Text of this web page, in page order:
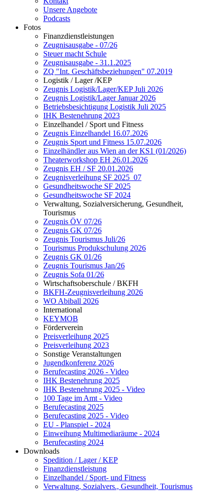
Unsere Angebote
Podcasts
Fotos
Finanzdienstleistungen
Zeugnisausgabe - 07/26
Steuer macht Schule
Zeugnisausgabe - 31.1.2025
ZQ "Int. Geschäftsbeziehungen" 07.2019
Logistik / Lager /KEP
Zeugnis Logistik/Lager/KEP Juli 2026
Zeugnis Logistik/Lager Januar 2026
Betriebsbesichtigung Logistik Juli 2025
IHK Bestenehrung 2023
Einzelhandel / Sport und Fitness
Zeugnis Einzelhandel 16.07.2026
Zeugnis Sport und Fitness 15.07.2026
Einzelhändler aus Wien an der KS1 (01/2026)
Theaterworkshop EH 26.01.2026
Zeugnis EH / SF 20.01.2026
Zeugnisverleihung SF 2025_07
Gesundheitswoche SF 2025
Gesundheitswoche SF 2024
Verwaltung, Sozialversicherung, Gesundheit,
Tourismus
Zeugnis ÖV 07/26
Zeugnis GK 07/26
Zeugnis Tourismus Juli/26
Tourismus Produkschulung 2026
Zeugnis GK 01/26
Zeugnis Tourismus Jan/26
Zeugnis Sofa 01/26
Wirtschaftsoberschule / BKFH
BKFH-Zeugnisverleihung 2026
WO Abiball 2026
International
KEYMOB
Förderverein
Preisverleihung 2025
Preisverleihung 2023
Sonstige Veranstaltungen
Jugendkonferenz 2026
Berufecasting 2026 - Video
IHK Bestenehrung 2025
IHK Bestenehrung 2025 - Video
100 Tage im Amt - Video
Berufecasting 2025
Berufecasting 2025 - Video
EU - Planspiel - 2024
Einweihung Multimediaräume - 2024
Berufecasting 2024
Downloads
Spedition / Lager / KEP
Finanzdienstleistung
Einzelhandel / Sport- und Fitness
Verwaltung, Sozialvers., Gesundheit, Tourismus